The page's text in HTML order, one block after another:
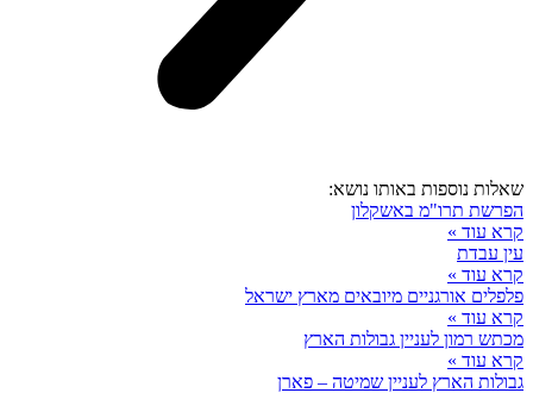
שאלות נוספות באותו נושא:
הפרשת תרו"מ באשקלון
קרא עוד »
עין עבדת
קרא עוד »
פלפלים אורגניים מיובאים מארץ ישראל
קרא עוד »
מכתש רמון לעניין גבולות הארץ
קרא עוד »
גבולות הארץ לעניין שמיטה – פארן